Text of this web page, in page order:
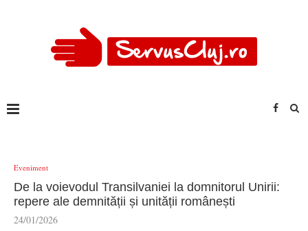
Eveniment
De la voievodul Transilvaniei la domnitorul Unirii:
repere ale demnității și unității românești
24/01/2026